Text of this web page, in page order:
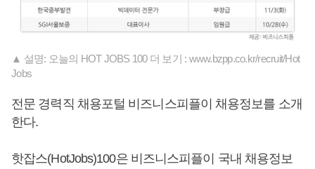
▲ 설명: 오늘의 HOT JOBS 100 더 보기 : www.bzpp.co.kr/recruit/Hot
Jobs
전문 경력직 채용포털 비즈니스피플이 채용정보를 소개
한다.
핫잡스(HotJobs)100은 비즈니스피플이 국내 채용정보